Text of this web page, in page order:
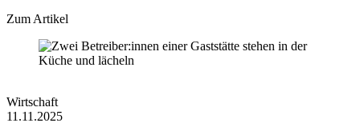
Zum Artikel
Wirtschaft
11.11.2025